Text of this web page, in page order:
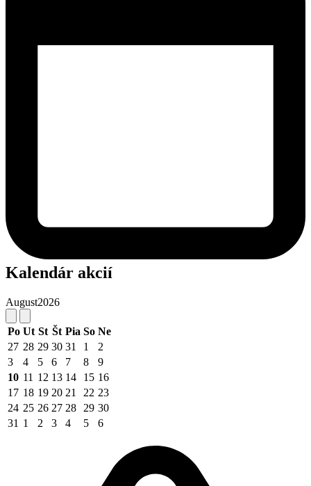
Kalendár akcií
August2026
Po Ut St Št Pia So Ne
27 28 29 30 31 1
2
3
4 5 6 7 8
9
10 11 12 13 14 15 16
17 18 19 20 21 22 23
24 25 26 27 28 29 30
31 1 2 3 4 5 6